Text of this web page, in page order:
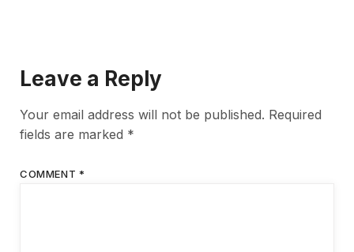
Leave a Reply
Your email address will not be published. Required
fields are marked *
COMMENT *